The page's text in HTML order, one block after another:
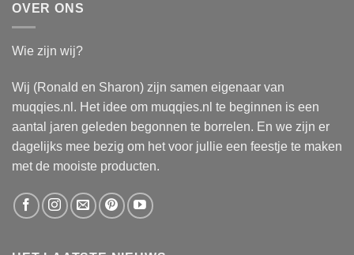
OVER ONS
Wie zijn wij?
Wij (Ronald en Sharon) zijn samen eigenaar van
muqqies.nl. Het idee om muqqies.nl te beginnen is een
aantal jaren geleden begonnen te borrelen. En we zijn er
dagelijks mee bezig om het voor jullie een feestje te maken
met de mooiste producten.